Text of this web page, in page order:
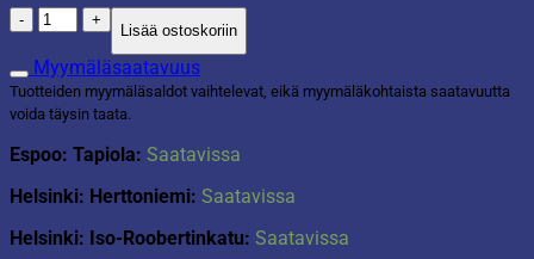
Kirsikankukka
oksa
roosa
60cm
määrä
Lisää ostoskoriin
Myymäläsaatavuus
Tuotteiden myymäläsaldot vaihtelevat, eikä myymäläkohtaista saatavuutta
voida täysin taata.
Espoo: Tapiola: Saatavissa
Helsinki: Herttoniemi: Saatavissa
Helsinki: Iso-Roobertinkatu: Saatavissa